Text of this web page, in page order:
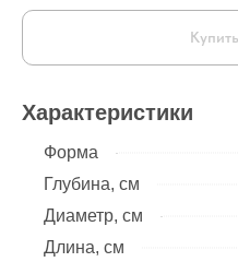
Купить
Характеристики
Форма
Глубина, см
Диаметр, см
Длина, см